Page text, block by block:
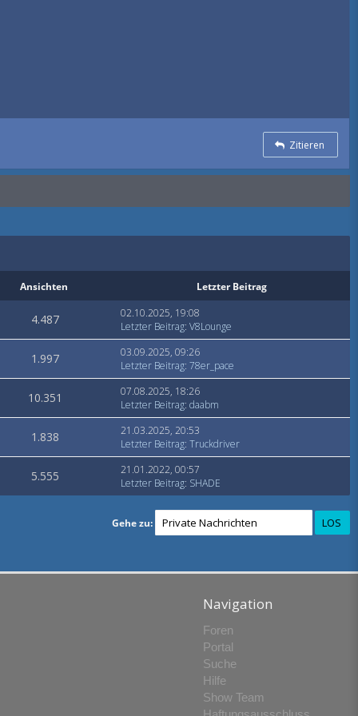
Zitieren
Ansichten Letzter Beitrag
4.487
02.10.2025, 19:08
Letzter Beitrag: V8Lounge
1.997
03.09.2025, 09:26
Letzter Beitrag: 78er_pace
10.351
07.08.2025, 18:26
Letzter Beitrag: daabm
1.838
21.03.2025, 20:53
Letzter Beitrag: Truckdriver
5.555
21.01.2022, 00:57
Letzter Beitrag: SHADE
Gehe zu:
Navigation
Foren
Portal
Suche
Hilfe
Show Team